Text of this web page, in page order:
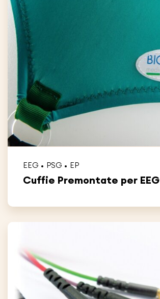
EEG PSG EP
Cuffie Premontate per EEG